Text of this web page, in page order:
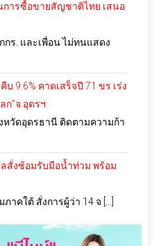
การซื้อขายสัญชาติไทย เสนอ
กร. และเพื่อน ไม่ทนแสดง
9.6% คาดเสร็จปี 71 ขร.เร่ง
”จ.อุดรฯ
หวัดอุดรธานี ติดตามความก้า
ลสั่งซ้อมรับมือน้ำท่วม พร้อม
าคใต้ สั่งการผู้ว่า 14 จ […]